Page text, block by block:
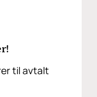
til avtalt